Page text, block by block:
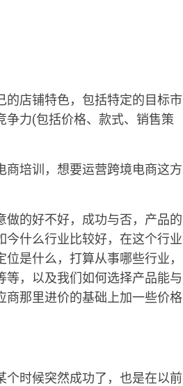
店铺特色，包括特定的目标市
争力(包括价格、款式、销售策
商培训，想要运营跨境电商这方
做的好不好，成功与否，产品的
今什么行业比较好，在这个行业
是什么，打算从事哪些行业，
，以及我们如何选择产品能与
商那里进价的基础上加一些价格
时候突然成功了，也是在以前